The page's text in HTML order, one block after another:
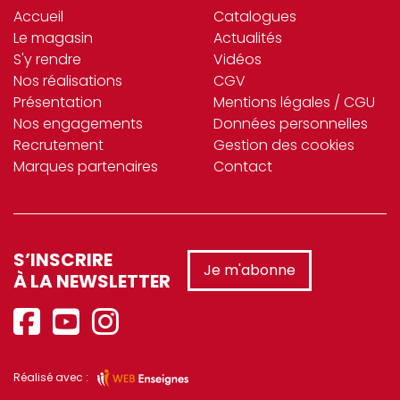
softclean (3)
SOLIA (22)
SONOLYS (95)
SPAAS (26)
SPONTEX (3)
stil (6)
TABLECRAFT (44)
TARRERIAS_BONJEAN (15)
Accueil
Le magasin
S'y rendre
Nos réalisations
Présentation
Nos engagements
Recrutement
Marques partenaires
Catalogues
Actualités
Vidéos
CGV
Mentions légales / CGU
Données personnelles
Gestion des cookies
Contact
S’INSCRIRE
À LA NEWSLETTER
Je m'abonne
Réalisé avec :